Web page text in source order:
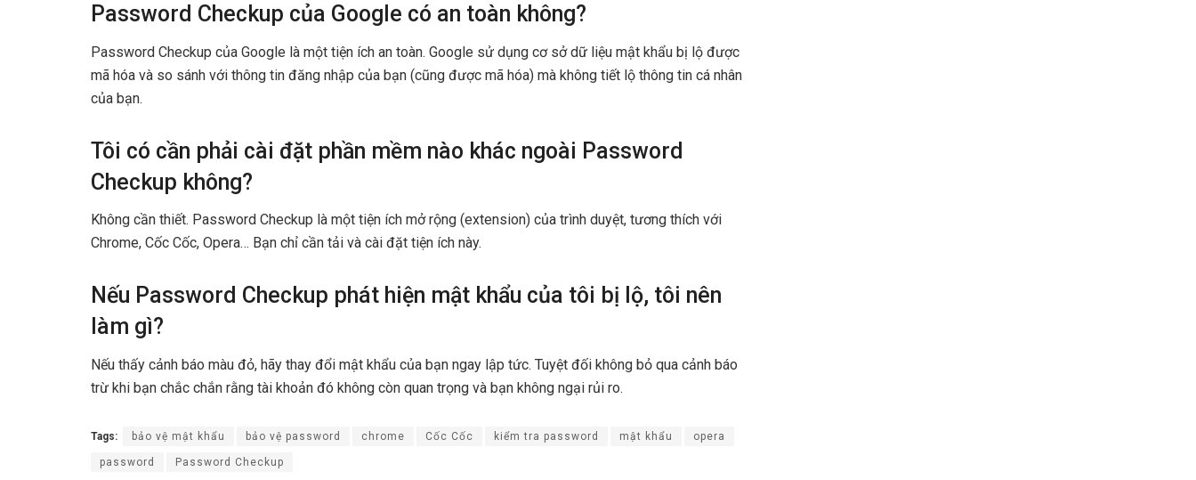
Password Checkup của Google có an toàn không?
Password Checkup của Google là một tiện ích an toàn. Google sử dụng cơ sở dữ liệu mật khẩu bị lộ được
mã hóa và so sánh với thông tin đăng nhập của bạn (cũng được mã hóa) mà không tiết lộ thông tin cá nhân
của bạn.
Tôi có cần phải cài đặt phần mềm nào khác ngoài Password
Checkup không?
Không cần thiết. Password Checkup là một tiện ích mở rộng (extension) của trình duyệt, tương thích với
Chrome, Cốc Cốc, Opera… Bạn chỉ cần tải và cài đặt tiện ích này.
Nếu Password Checkup phát hiện mật khẩu của tôi bị lộ, tôi nên
làm gì?
Nếu thấy cảnh báo màu đỏ, hãy thay đổi mật khẩu của bạn ngay lập tức. Tuyệt đối không bỏ qua cảnh báo
trừ khi bạn chắc chắn rằng tài khoản đó không còn quan trọng và bạn không ngại rủi ro.
Tags: bảo vệ mật khẩu bảo vệ password chrome Cốc Cốc kiểm tra password mật khẩu opera
password Password Checkup